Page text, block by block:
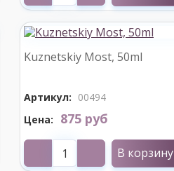
Kuznetskiy Most, 50ml
Артикул: 00494
Цена:
875 руб
В корзину